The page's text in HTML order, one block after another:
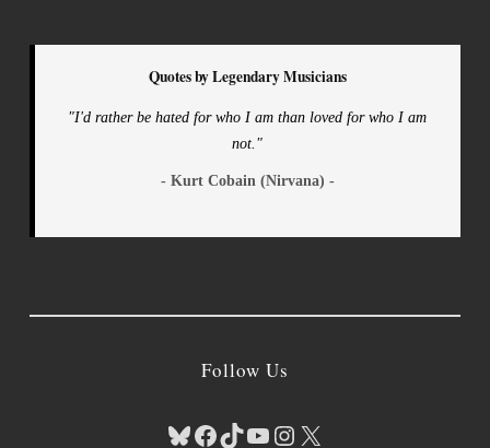
Quotes by Legendary Musicians
"I'd rather be hated for who I am than loved for who I am
not."
- Kurt Cobain (Nirvana) -
Follow Us